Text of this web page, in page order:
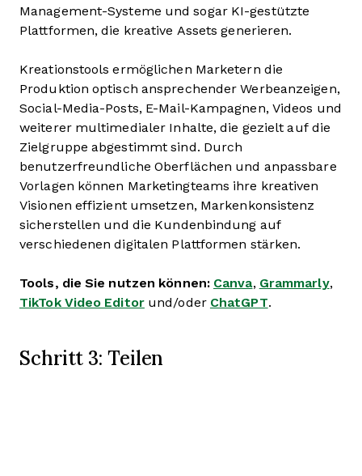
Management-Systeme und sogar KI-gestützte
Plattformen, die kreative Assets generieren.
Kreationstools ermöglichen Marketern die
Produktion optisch ansprechender Werbeanzeigen,
Social-Media-Posts, E-Mail-Kampagnen, Videos und
weiterer multimedialer Inhalte, die gezielt auf die
Zielgruppe abgestimmt sind. Durch
benutzerfreundliche Oberflächen und anpassbare
Vorlagen können Marketingteams ihre kreativen
Visionen effizient umsetzen, Markenkonsistenz
sicherstellen und die Kundenbindung auf
verschiedenen digitalen Plattformen stärken.
Tools, die Sie nutzen können: Canva, Grammarly,
TikTok Video Editorund/oder ChatGPT.
Schritt 3: Teilen